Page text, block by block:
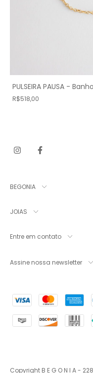
PULSEIRA PAUSA -
R$518,00
BEGONIA
JOIAS
Entre em contato
Assine nossa newsletter
Copyright B E G O N I A -